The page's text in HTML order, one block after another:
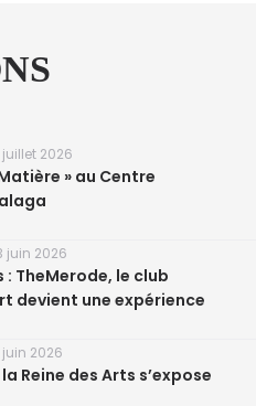
juillet 2026
» au Centre
juin 2026
TheMerode, le club
devient une expérience
juin 2026
Reine des Arts s’expose